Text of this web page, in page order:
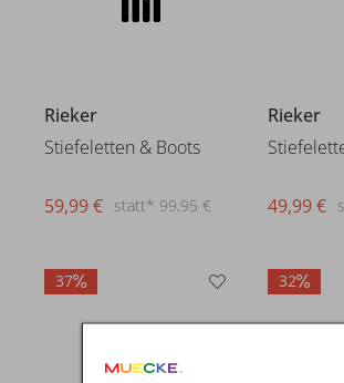
Rieker
Stiefeletten & Boots
statt* 99,95 €
59,99 €
Rieker
49,99 €
37 32